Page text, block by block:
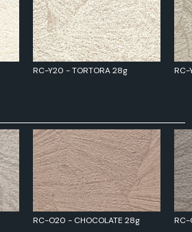
RC-Y20 - TORTORA 28g RC-
RC-O20 - CHOCOLATE 28g RC-